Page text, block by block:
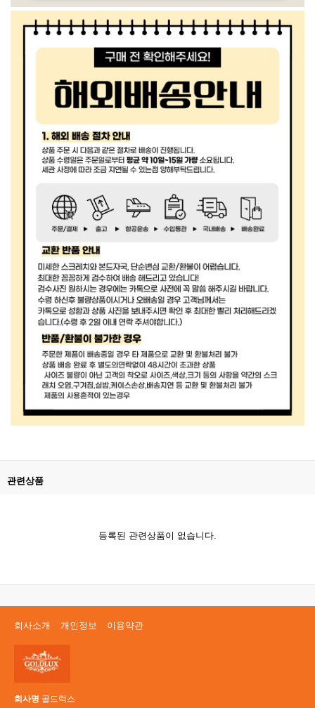
관련상품
등록된 관련상품이 없습니다.
회사소개 개인정보 이용약관
회사명 골드럭스